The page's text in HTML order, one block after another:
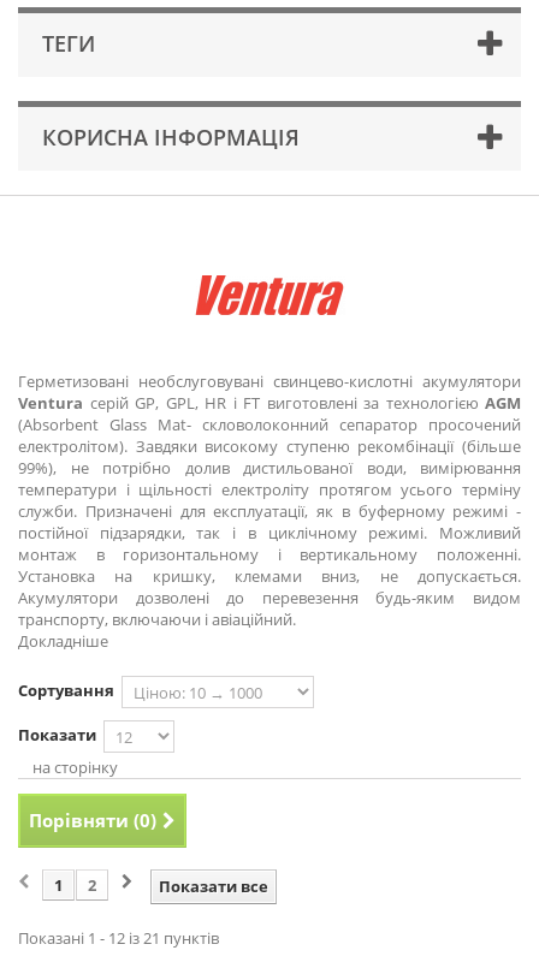
ТЕГИ
КОРИСНА ІНФОРМАЦІЯ
Герметизовані необслуговувані свинцево-кислотні акумулятори
Ventura серій GP, GPL, HR і FT виготовлені за технологією AGM
(Absorbent Glass Mat- скловолоконний сепаратор просочений
електролітом). Завдяки високому ступеню рекомбінації (більше
99%), не потрібно долив дистильованої води, вимірювання
температури і щільності електроліту протягом усього терміну
служби. Призначені для експлуатації, як в буферному режимі -
постійної підзарядки, так і в циклічному режимі. Можливий
монтаж в горизонтальному і вертикальному положенні.
Установка на кришку, клемами вниз, не допускається.
Акумулятори дозволені до перевезення будь-яким видом
транспорту, включаючи і авіаційний.
Докладніше
Сортування
Показати
на сторінку
Порівняти (0)
Показати все
1 2
Показані 1 - 12 із 21 пунктів